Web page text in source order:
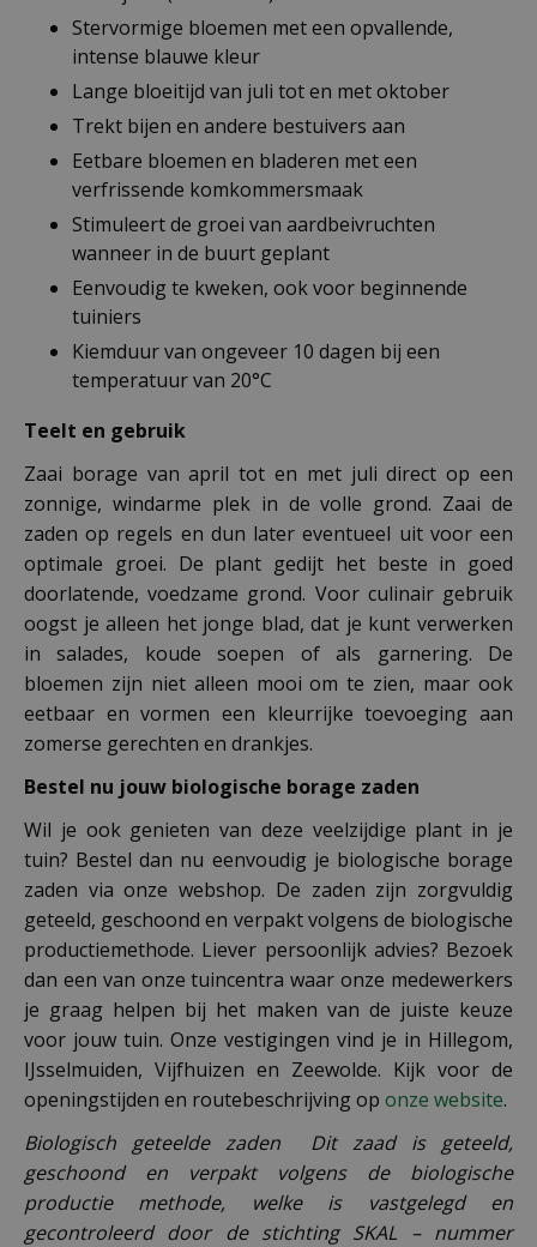
Stervormige bloemen met een opvallende,
intense blauwe kleur
Lange bloeitijd van juli tot en met oktober
Trekt bijen en andere bestuivers aan
Eetbare bloemen en bladeren met een
verfrissende komkommersmaak
Stimuleert de groei van aardbeivruchten
wanneer in de buurt geplant
Eenvoudig te kweken, ook voor beginnende
tuiniers
Kiemduur van ongeveer 10 dagen bij een
temperatuur van 20°C
Teelt en gebruik
Zaai borage van april tot en met juli direct op een
zonnige, windarme plek in de volle grond. Zaai de
zaden op regels en dun later eventueel uit voor een
optimale groei. De plant gedijt het beste in goed
doorlatende, voedzame grond. Voor culinair gebruik
oogst je alleen het jonge blad, dat je kunt verwerken
in salades, koude soepen of als garnering. De
bloemen zijn niet alleen mooi om te zien, maar ook
eetbaar en vormen een kleurrijke toevoeging aan
zomerse gerechten en drankjes.
Bestel nu jouw biologische borage zaden
Wil je ook genieten van deze veelzijdige plant in je
tuin? Bestel dan nu eenvoudig je biologische borage
zaden via onze webshop. De zaden zijn zorgvuldig
geteeld, geschoond en verpakt volgens de biologische
productiemethode. Liever persoonlijk advies? Bezoek
dan een van onze tuincentra waar onze medewerkers
je graag helpen bij het maken van de juiste keuze
voor jouw tuin. Onze vestigingen vind je in Hillegom,
IJsselmuiden, Vijfhuizen en Zeewolde. Kijk voor de
openingstijden en routebeschrijving op onze website.
Biologisch geteelde zaden Dit zaad is geteeld,
geschoond en verpakt volgens de biologische
productie methode, welke is vastgelegd en
gecontroleerd door de stichting SKAL – nummer